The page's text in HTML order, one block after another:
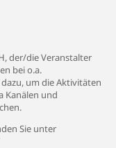
der/die Veranstalter
bei o.a.
um die Aktivitäten
Kanälen und
Sie unter